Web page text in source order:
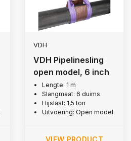
VDH
VDH Pipelinesling
open model, 6 inch
Lengte: 1 m
Slangmaat: 6 duims
Hijslast: 1,5 ton
Uitvoering: Open model
VIEW PRODUCT